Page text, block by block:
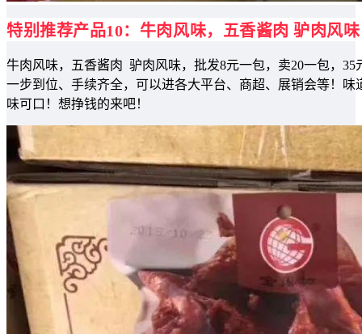
特别推荐产品10： 牛肉风味，五香酱肉 驴肉风味
牛肉风味，五香酱肉 驴肉风味，批发8元一包，卖20一包，
一步到位、手续齐全，可以进各大平台、商超、展销会等！
味可口！想挣钱的来吧！